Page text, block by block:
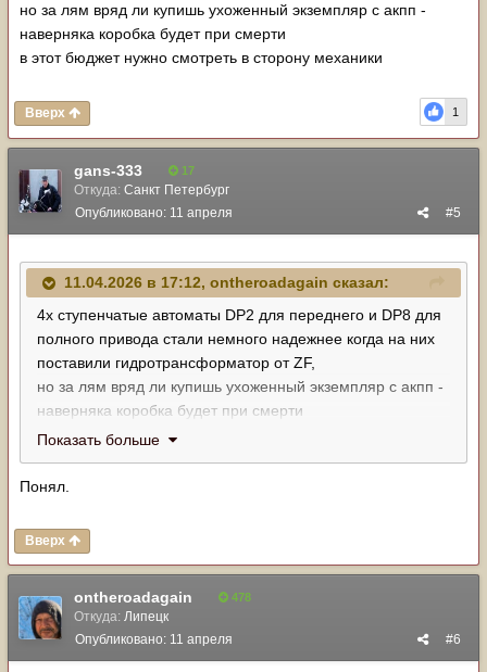
но за лям вряд ли купишь ухоженный экземпляр с акпп -
наверняка коробка будет при смерти
в этот бюджет нужно смотреть в сторону механики
1
Вверх
gans-333 17
Откуда: Санкт Петербург
#5
Опубликовано: 11 апреля
11.04.2026 в 17:12, ontheroadagain сказал:
4х ступенчатые автоматы DP2 для переднего и DP8 для
полного привода стали немного надежнее когда на них
поставили гидротрансформатор от ZF,
но за лям вряд ли купишь ухоженный экземпляр с акпп -
наверняка коробка будет при смерти
в этот бюджет нужно смотреть в сторону механики
Показать больше
Понял.
Вверх
ontheroadagain 478
Откуда: Липецк
#6
Опубликовано: 11 апреля